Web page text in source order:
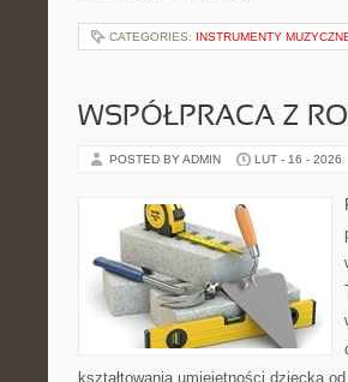
CATEGORIES: INSTRUMENTY
WSPÓŁPRACA Z
POSTED BY ADMIN LUT - 16 - 2026
kształtowania umiejętności dziecka